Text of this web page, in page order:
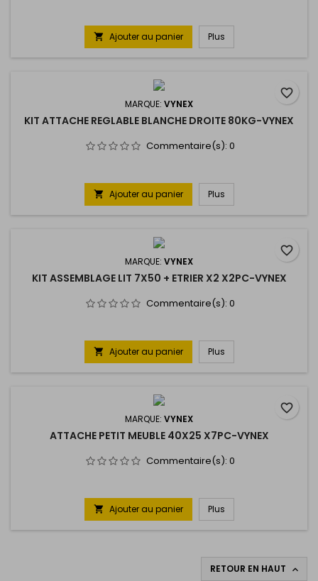
 Ajouter au panier Plus
MARQUE: VYNEX
KIT ATTACHE REGLABLE BLANCHE DROITE 80KG-VYNEX
Commentaire(s): 0
 Ajouter au panier Plus
favorite_border
MARQUE: VYNEX
KIT ASSEMBLAGE LIT 7X50 + ETRIER X2 X2PC-VYNEX
Commentaire(s): 0
 Ajouter au panier Plus
favorite_border
MARQUE: VYNEX
ATTACHE PETIT MEUBLE 40X25 X7PC-VYNEX
Commentaire(s): 0
 Ajouter au panier Plus
favorite_border
RETOUR EN HAUT 